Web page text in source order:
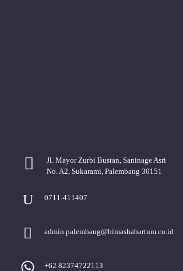
Jl. Mayor Zurbi Bustan, Saninage Asri
No. A2, Sukarami, Palembang 30151
0711-411407
admin.palembang@bimashabartum.co.id
+62 82374722113